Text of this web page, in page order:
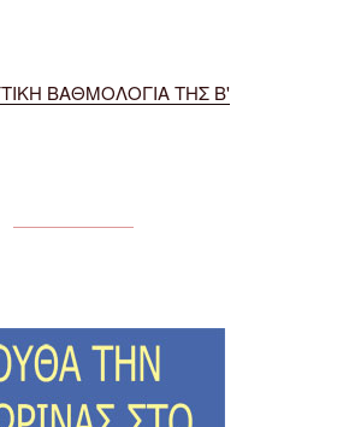
ΒΑΘΜΟΛΟΓΙΑ ΤΗΣ Β'